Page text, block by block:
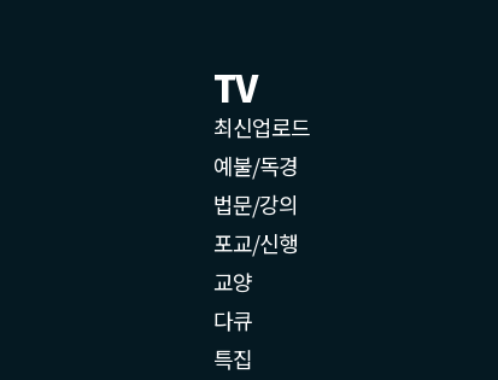
TV
최신업로드
예불/독경
법문/강의
포교/신행
교양
다큐
특집